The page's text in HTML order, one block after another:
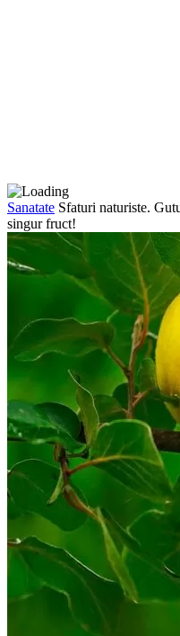
Sanatate Sfaturi naturiste.
singur fruct!